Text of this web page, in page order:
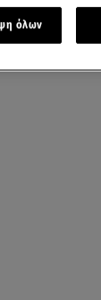
όλων